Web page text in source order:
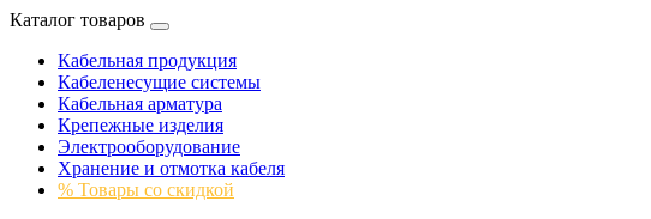
Каталог товаров
Кабельная продукция
Кабеленесущие системы
Кабельная арматура
Крепежные изделия
Электрооборудование
Хранение и отмотка кабеля
% Товары со скидкой